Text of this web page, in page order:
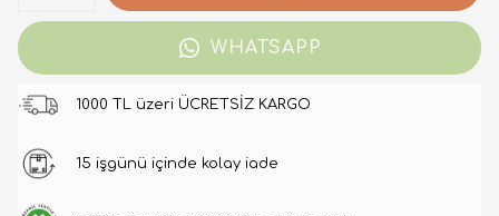
WHATSAPP
1000 TL üzeri ÜCRETSİZ KARGO
15 işgünü içinde kolay iade